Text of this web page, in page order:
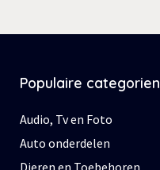
Populaire categorien
Audio, Tv en Foto
Auto onderdelen
Dieren en Toebehoren